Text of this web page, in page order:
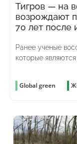
Тигров — на
возрождают
70 лет после
Ранее ученые
которые
Global green